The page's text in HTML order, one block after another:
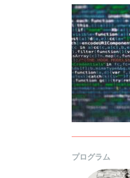
プログラム